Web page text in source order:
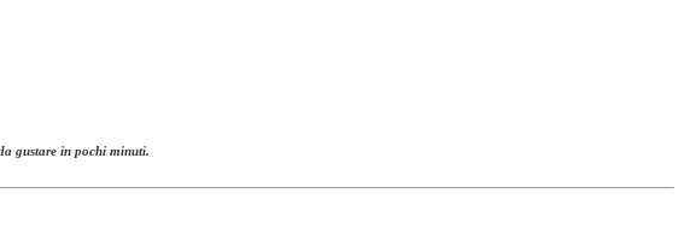
gustare in pochi minuti.